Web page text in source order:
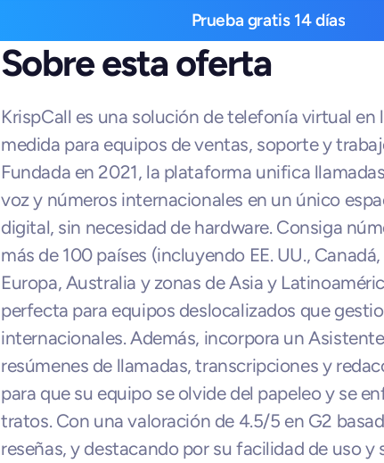
Prueba gratis 14 días
Sobre esta oferta
KrispCall es una solución de telefonía virtual en
medida para equipos de ventas, soporte y
Fundada en 2021, la plataforma unifica
voz y números internacionales en un único
digital, sin necesidad de hardware. Consiga
más de 100 países (incluyendo EE. UU.,
Europa, Australia y zonas de Asia y
perfecta para equipos deslocalizados que
internacionales. Además, incorpora un
resúmenes de llamadas, transcripciones y
para que su equipo se olvide del papeleo y se
tratos. Con una valoración de 4.5/5 en G2
reseñas, y destacando por su facilidad de uso y